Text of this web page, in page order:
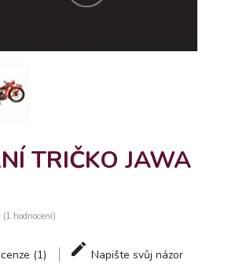
TRIČKO JAWA
(1 hodnocení)
(1) Napište svůj názor